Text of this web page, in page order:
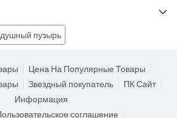
пузырь
сопло
Цена На Популярные Товары
Звездный покупатель
ПК Сайт
Информация
соглашение